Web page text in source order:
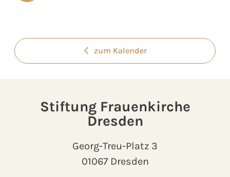
zum Kalender
Stiftung Frauenkirche
Dresden
Georg-Treu-Platz 3
01067 Dresden